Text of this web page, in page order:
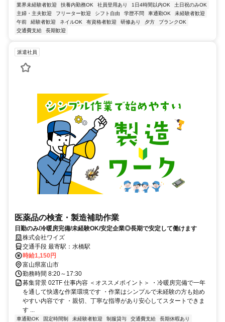
業界未経験者歓迎 扶養内勤務OK 社員登用あり 1日4時間以内OK
土日祝のみOK
主婦・主夫歓迎
フリーター歓迎 シフト自由 学歴不問 車通勤OK
未経験者歓迎
午前
経験者歓迎 ネイルOK 有資格者歓迎 研修あり 夕方
ブランクOK
交通費支給
長期歓迎
派遣社員
医薬品の検査・製造補助作業
日勤のみ/冷暖房完備/未経験OK/安定企業◎長期で安定して働けます
株式会社ワイズ
交通手段 最寄駅：水橋駅
時給1,150円
富山県富山市
勤務時間 8:20～17:30
募集背景 02TF 仕事内容 ＜オススメポイント＞ ・冷暖房完備で一年
を通して快適な作業環境です ・作業はシンプルで未経験の方も始め
やすい内容です ・親切、丁寧な指導があり安心してスタートできま
す ...
車通勤OK 固定時間制 未経験者歓迎 制服貸与 交通費支給 長期休暇あり